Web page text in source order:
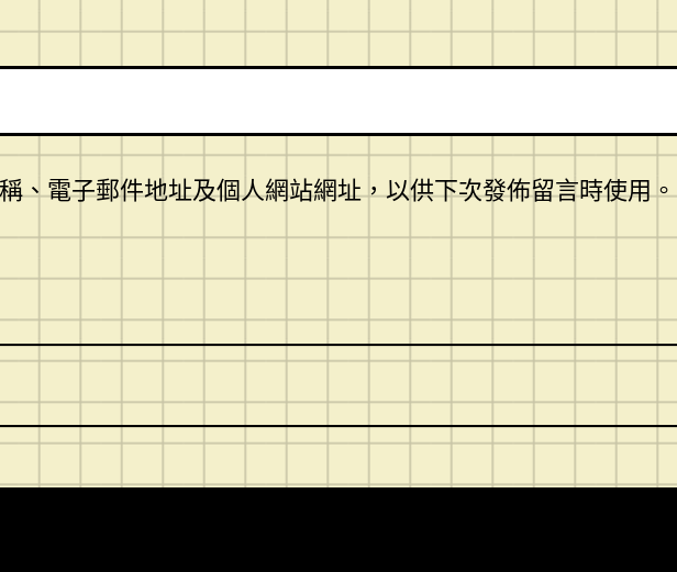
、電子郵件地址及個人網站網址，以供下次發佈留言時使用。